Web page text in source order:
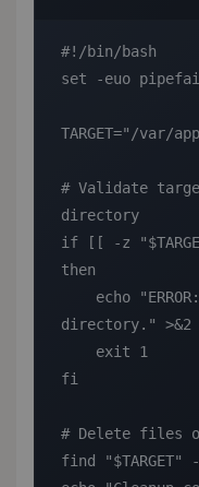
#!/bin/bash
set -euo
TARGET="/var/
# Validate
directory
if [[ -z
then
directory." >&2
fi
# Delete files
find